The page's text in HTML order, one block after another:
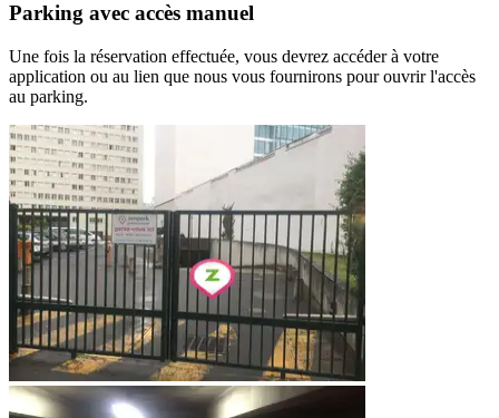
Parking avec accès manuel
Une fois la réservation effectuée, vous devrez accéder à votre
application ou au lien que nous vous fournirons pour ouvrir l'accès
au parking.